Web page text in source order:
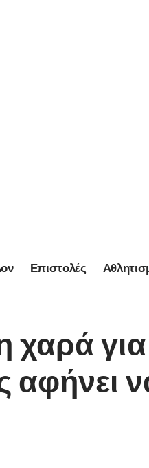
Επιστολές
χαρά